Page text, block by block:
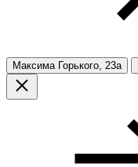
Максима Горького, 23а